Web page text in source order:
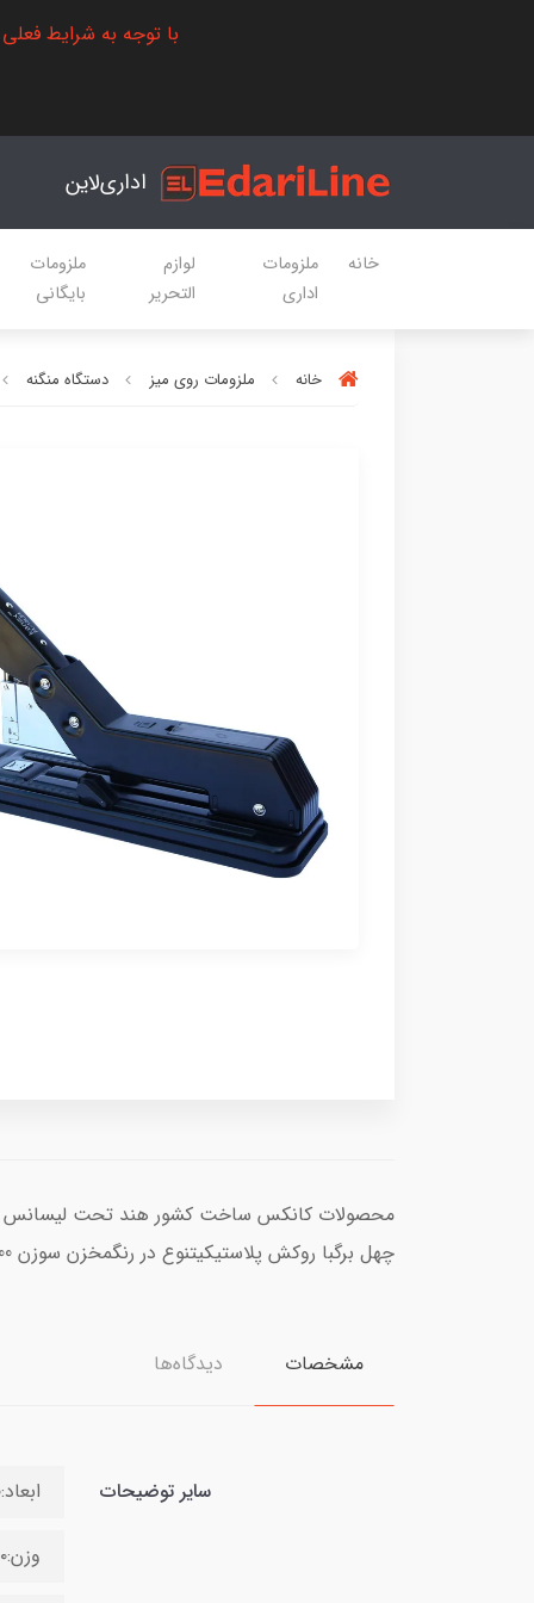
با توجه به شرایط
اداری‌لاین
خانه
ملزومات
اداری
لوازم
التحریر
ملزومات
بایگانی
خانه ملزومات روی میز دستگاه منگنه
چهل برگبا روکش پلاستیکیتنوع در رنگمخزن سوزن 100*24
مشخصات دیدگاه‌ها
سایر توضیحات ابعاد:۵۰*۱۹*۶ میلی‌لیتر
وزن:۴۷۰۰ گرم